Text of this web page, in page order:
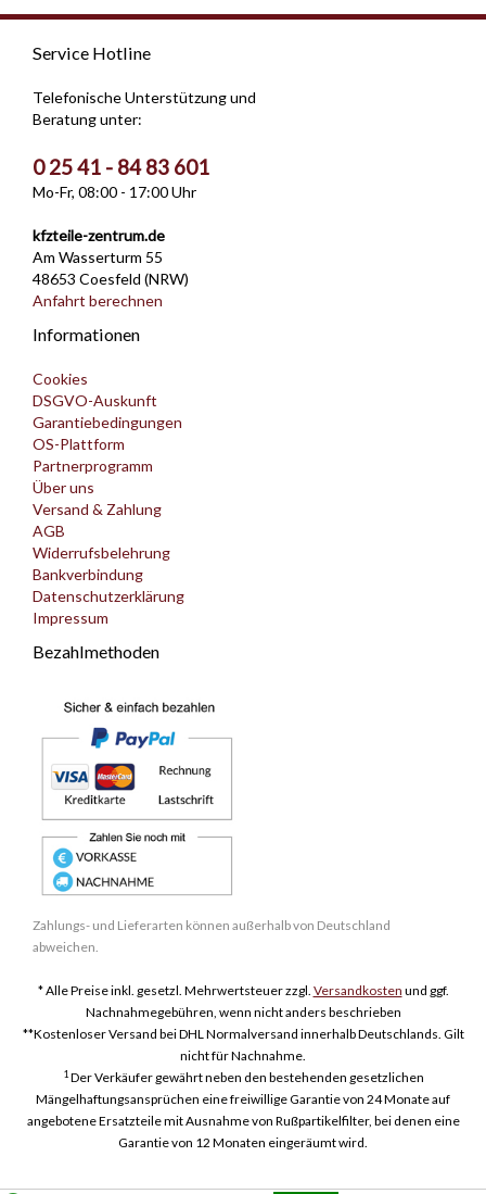
Service Hotline
Telefonische Unterstützung und
Beratung unter:
0 25 41 - 84 83 601
Mo-Fr, 08:00 - 17:00 Uhr
kfzteile-zentrum.de
Am Wasserturm 55
48653 Coesfeld (NRW)
Anfahrt berechnen
Informationen
Cookies
DSGVO-Auskunft
Garantiebedingungen
OS-Plattform
Partnerprogramm
Über uns
Versand & Zahlung
AGB
Widerrufsbelehrung
Bankverbindung
Datenschutzerklärung
Impressum
Bezahlmethoden
Zahlungs- und Lieferarten können außerhalb von Deutschland
abweichen.
* Alle Preise inkl. gesetzl. Mehrwertsteuer zzgl. Versandkosten und ggf.
Nachnahmegebühren, wenn nicht anders beschrieben
**Kostenloser Versand bei DHL Normalversand innerhalb Deutschlands. Gilt
nicht für Nachnahme.
1Der Verkäufer gewährt neben den bestehenden gesetzlichen
Mängelhaftungsansprüchen eine freiwillige Garantie von 24 Monate auf
angebotene Ersatzteile mit Ausnahme von Rußpartikelfilter, bei denen eine
Garantie von 12 Monaten eingeräumt wird.